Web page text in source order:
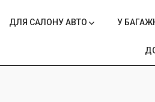
ДЛЯ САЛОНУ АВТО У